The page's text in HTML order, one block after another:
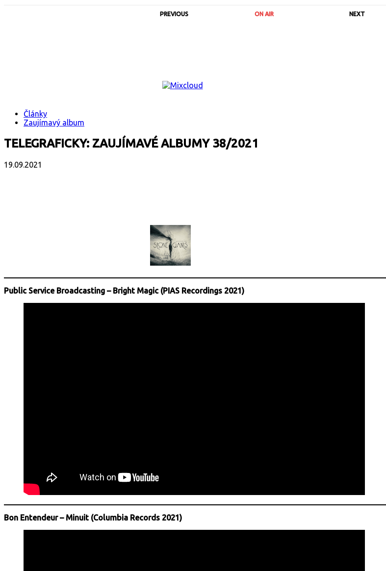
PREVIOUS ON AIR NEXT
Články
Zaujímavý album
TELEGRAFICKY: ZAUJÍMAVÉ ALBUMY 38/2021
19.09.2021
Public Service Broadcasting – Bright Magic (PIAS Recordings 2021)
Bon Entendeur – Minuit (Columbia Records 2021)